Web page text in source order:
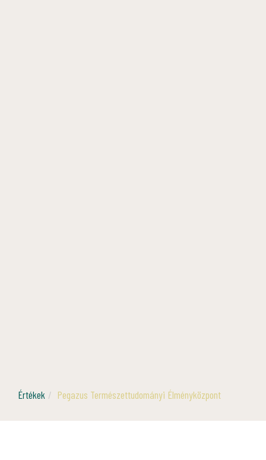
Értékek Pegazus Természettudományi Élményközpont